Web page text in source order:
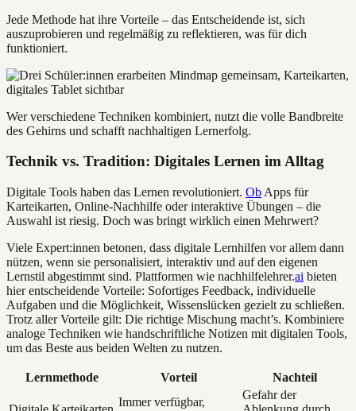
Jede Methode hat ihre Vorteile – das Entscheidende ist, sich
auszuprobieren und regelmäßig zu reflektieren, was für dich
funktioniert.
Wer verschiedene Techniken kombiniert, nutzt die volle Bandbreite
des Gehirns und schafft nachhaltigen Lernerfolg.
Technik vs. Tradition: Digitales Lernen im Alltag
Digitale Tools haben das Lernen revolutioniert. Ob Apps für
Karteikarten, Online-Nachhilfe oder interaktive Übungen – die
Auswahl ist riesig. Doch was bringt wirklich einen Mehrwert?
Viele Expert:innen betonen, dass digitale Lernhilfen vor allem dann
nützen, wenn sie personalisiert, interaktiv und auf den eigenen
Lernstil abgestimmt sind. Plattformen wie nachhilfelehrer.ai bieten
hier entscheidende Vorteile: Sofortiges Feedback, individuelle
Aufgaben und die Möglichkeit, Wissenslücken gezielt zu schließen.
Trotz aller Vorteile gilt: Die richtige Mischung macht’s. Kombiniere
analoge Techniken wie handschriftliche Notizen mit digitalen Tools,
um das Beste aus beiden Welten zu nutzen.
Lernmethode Vorteil Nachteil
Immer verfügbar,
Gefahr der